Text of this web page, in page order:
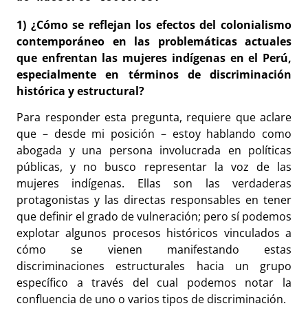
1) ¿Cómo se reflejan los efectos del colonialismo
contemporáneo en las problemáticas actuales
que enfrentan las mujeres indígenas en el Perú,
especialmente en términos de discriminación
histórica y estructural?
Para responder esta pregunta, requiere que aclare
que – desde mi posición – estoy hablando como
abogada y una persona involucrada en políticas
públicas, y no busco representar la voz de las
mujeres indígenas. Ellas son las verdaderas
protagonistas y las directas responsables en tener
que definir el grado de vulneración; pero sí podemos
explotar algunos procesos históricos vinculados a
cómo se vienen manifestando estas
discriminaciones estructurales hacia un grupo
específico a través del cual podemos notar la
confluencia de uno o varios tipos de discriminación.